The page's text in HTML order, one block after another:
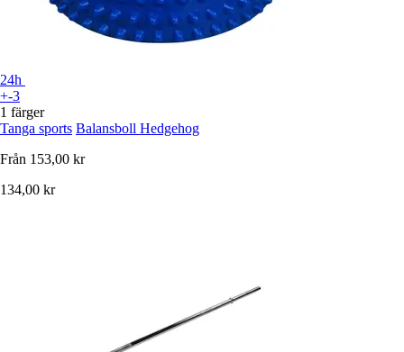
24h
+-3
1 färger
Tanga sports Balansboll Hedgehog
Från 153,00 kr
134,00 kr